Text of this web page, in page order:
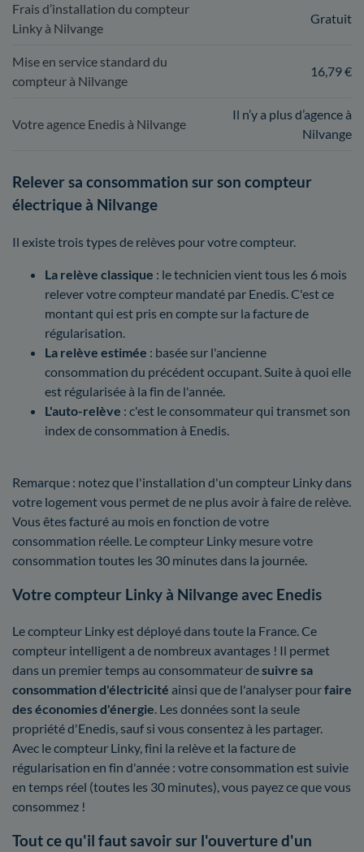
Frais d’installation du compteur
Linky à Nilvange
Gratuit
Mise en service standard du
compteur à Nilvange
16,79 €
Votre agence Enedis à Nilvange
Il n’y a plus d’agence à
Nilvange
Relever sa consommation sur son compteur
électrique à Nilvange
Il existe trois types de relèves pour votre compteur.
La relève classique : le technicien vient tous les 6 mois
relever votre compteur mandaté par Enedis. C'est ce
montant qui est pris en compte sur la facture de
régularisation.
La relève estimée : basée sur l'ancienne
consommation du précédent occupant. Suite à quoi elle
est régularisée à la fin de l'année.
L'auto-relève : c'est le consommateur qui transmet son
index de consommation à Enedis.
Remarque : notez que l'installation d'un compteur Linky dans
votre logement vous permet de ne plus avoir à faire de relève.
Vous êtes facturé au mois en fonction de votre
consommation réelle. Le compteur Linky mesure votre
consommation toutes les 30 minutes dans la journée.
Votre compteur Linky à Nilvange avec Enedis
Le compteur Linky est déployé dans toute la France. Ce
compteur intelligent a de nombreux avantages ! Il permet
dans un premier temps au consommateur desuivre sa
consommation d'électricité ainsi que de l'analyser pourfaire
des économies d'énergie . Les données sont la seule
propriété d'Enedis, sauf si vous consentez à les partager.
Avec le compteur Linky, fini la relève et la facture de
régularisation en fin d'année : votre consommation est suivie
en temps réel (toutes les 30 minutes), vous payez ce que vous
consommez !
Tout ce qu'il faut savoir sur l'ouverture d'un